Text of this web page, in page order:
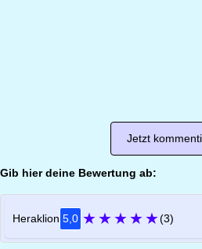
Jetzt
Gib hier deine Bewertung ab:
Heraklion 5,0 ★★★★★(3)